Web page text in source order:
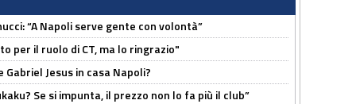
“A Napoli serve gente con volontà”
per il ruolo di CT, ma lo ringrazio"
Jesus in casa Napoli?
Se si impunta, il prezzo non lo fa più il club”